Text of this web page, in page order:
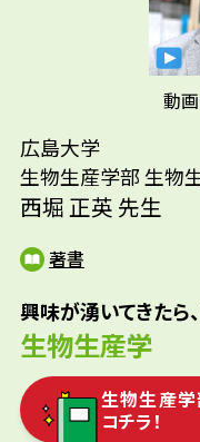
動
広島大学
生物生産学部 生物
西堀 正英 先生
著書
興味が湧いてきたら
生物生産学
生物生産
コチラ！
琵琶湖周辺で育
カワ、アケビや
やメダカ、カブ
ては飼い、セキ
ウシマツなどを
を駆け回ってい
生物」は密接な
人生の基盤にあ
年は、好景気で
元来、人と同じ
ったこともあっ
ようと、他人と
らね。
先輩たちは
いるの？
科学捜査研究所
研究員/食品会社
参考資料